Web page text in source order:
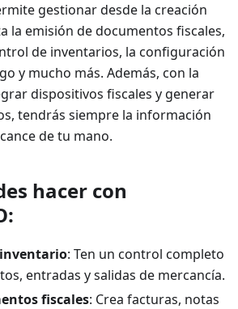
gestionar desde la creación
la emisión de documentos fiscales,
de inventarios, la configuración
y mucho más. Además, con la
dispositivos fiscales y generar
tendrás siempre la información
de tu mano.
hacer con
: Ten un control completo
entradas y salidas de mercancía.
fiscales: Crea facturas, notas